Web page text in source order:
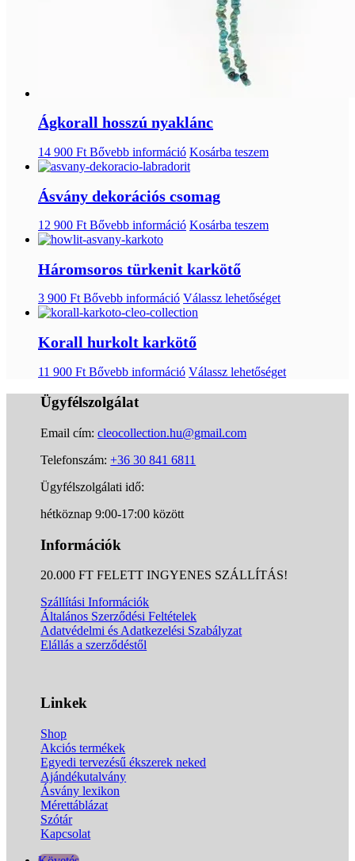
Ágkorall hosszú nyaklánc
14 900 Ft Bővebb információ Kosárba teszem
Ásvány dekorációs csomag
12 900 Ft Bővebb információ Kosárba teszem
Háromsoros türkenit karkötő
3 900 Ft Bővebb információ Válassz lehetőséget
Korall hurkolt karkötő
11 900 Ft Bővebb információ Válassz lehetőséget
Ügyfélszolgálat
Email cím:cleocollection.hu@gmail.com
Telefonszám:+36 30 841 6811
Ügyfélszolgálati idő:
hétköznap 9:00-17:00 között
Információk
20.000 FT FELETT INGYENES SZÁLLÍTÁS!
Szállítási Információk
Általános Szerződési Feltételek
Adatvédelmi és Adatkezelési Szabályzat
Elállás a szerződéstől
Linkek
Shop
Akciós termékek
Egyedi tervezésű ékszerek neked
Ajándékutalvány
Ásvány lexikon
Mérettáblázat
Szótár
Kapcsolat